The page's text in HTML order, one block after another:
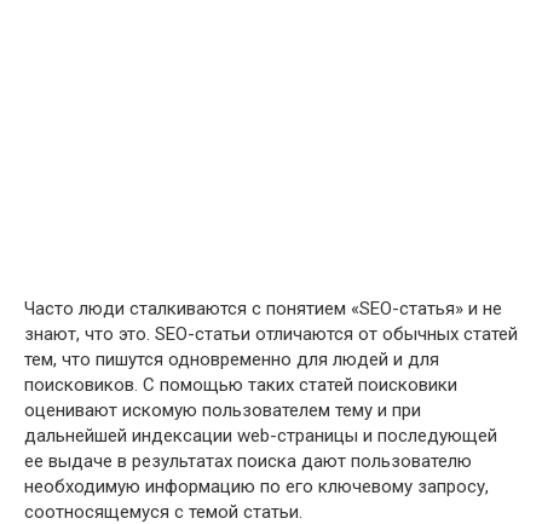
Часто люди сталкиваются с понятием «SEO-статья» и не
знают, что это. SEO-статьи отличаются от обычных статей
тем, что пишутся одновременно для людей и для
поисковиков. С помощью таких статей поисковики
оценивают искомую пользователем тему и при
дальнейшей индексации web-страницы и последующей
ее выдаче в результатах поиска дают пользователю
необходимую информацию по его ключевому запросу,
соотносящемуся с темой статьи.